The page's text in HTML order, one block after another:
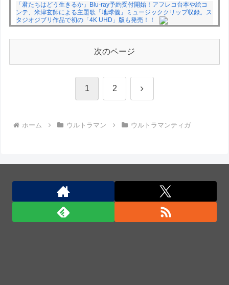
「君たちはどう生きるか」Blu-ray予約受付開始！アフレコ台本や絵コ
ンテ、米津玄師による主題歌「地球儀」ミュージッククリップ収録。ス
タジオジブリ作品で初の「4K UHD」版も発売！！
【しばらく固定記事です】
★【ワートリ】今月第241話「遠征選抜試験㊲」第242話「遠征選抜試
験㊳」【コメント欄まとめます】【しばらく固定記事です】
★【ワートリ】風間隊3人≒忍田単騎くらいのイメージかな
次のページ
1 2 次
ホーム ウルトラマン ウルトラマンティガ